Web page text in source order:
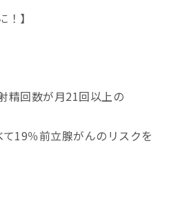
】
精回数が月21回以上の
19％前立腺がんのリスクを